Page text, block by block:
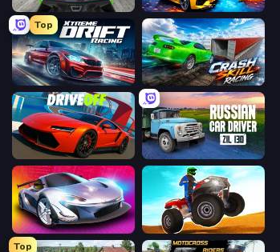
Speed Racing Pro 2 BMG: Ragdoll Playground
Top
Xtreme DRIFT Racing Crash Skill Racing
DriveOff Russian Car Driver ZIL 130
Grand Cyber City ATV Ultimate Offroad
Top